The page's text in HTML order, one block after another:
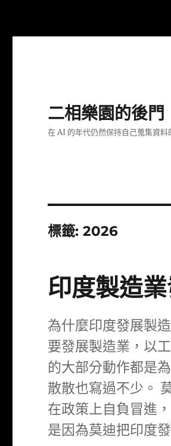
二相樂園的後門
在 AI 的年代仍然保持自己蒐集資料
標籤:2026
印度製造
為什麼印度發展製
要發展製造業，以
的大部分動作都是
散散也寫過不少。
在政策上自負冒進
是因為莫迪把印度